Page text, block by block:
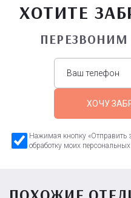
ХОТИТЕ
ПЕРЕЗВОНИМ
ХОЧУ
Нажимая кнопку «Отправить
обработку моих